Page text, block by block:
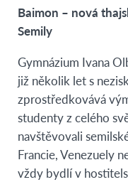
Baimon – nová
Semily
Gymnázium Ivana
již několik let s
zprostředkovává
studenty z celého
navštěvovali
Francie, Venezuely
vždy bydlí v